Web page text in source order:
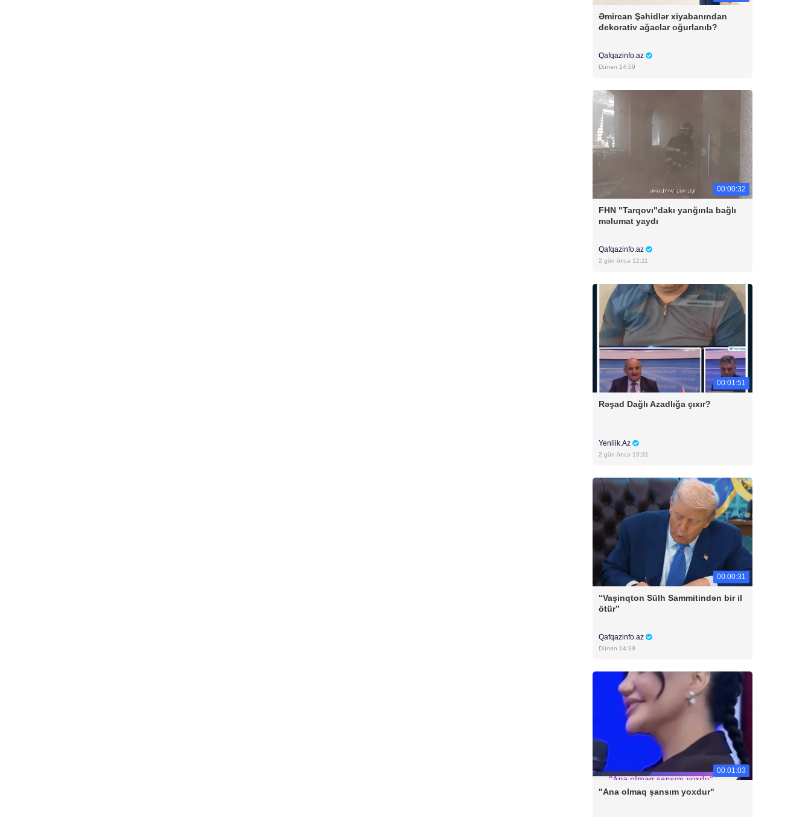
Əmircan Şəhidlər xiyabanından
dekorativ ağaclar oğurlanıb?
Qafqazinfo.az
Dünən 14:59
00:00:32
FHN "Tarqovı"dakı yanğınla bağlı
məlumat yaydı
Qafqazinfo.az
2 gün öncə 12:11
00:01:51
Rəşad Dağlı Azadlığa çıxır?
Yenilik.Az
2 gün öncə 19:31
00:00:31
“Vaşinqton Sülh Sammitindən bir il
ötür”
Qafqazinfo.az
Dünən 14:39
00:01:03
"Ana olmaq şansım yoxdur"